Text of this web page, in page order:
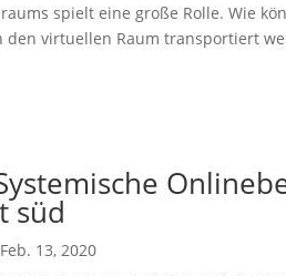
spielt eine große Rolle. Wie
den virtuellen Raum transportiert
süd
Feb. 13, 2020